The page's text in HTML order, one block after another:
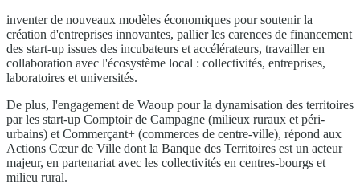
inventer de nouveaux modèles économiques pour soutenir la
création d'entreprises innovantes, pallier les carences de financement
des start-up issues des incubateurs et accélérateurs, travailler en
collaboration avec l'écosystème local : collectivités, entreprises,
laboratoires et universités.
De plus, l'engagement de Waoup pour la dynamisation des territoires
par les start-up Comptoir de Campagne (milieux ruraux et péri-
urbains) et Commerçant+ (commerces de centre-ville), répond aux
Actions Cœur de Ville dont la Banque des Territoires est un acteur
majeur, en partenariat avec les collectivités en centres-bourgs et
milieu rural.